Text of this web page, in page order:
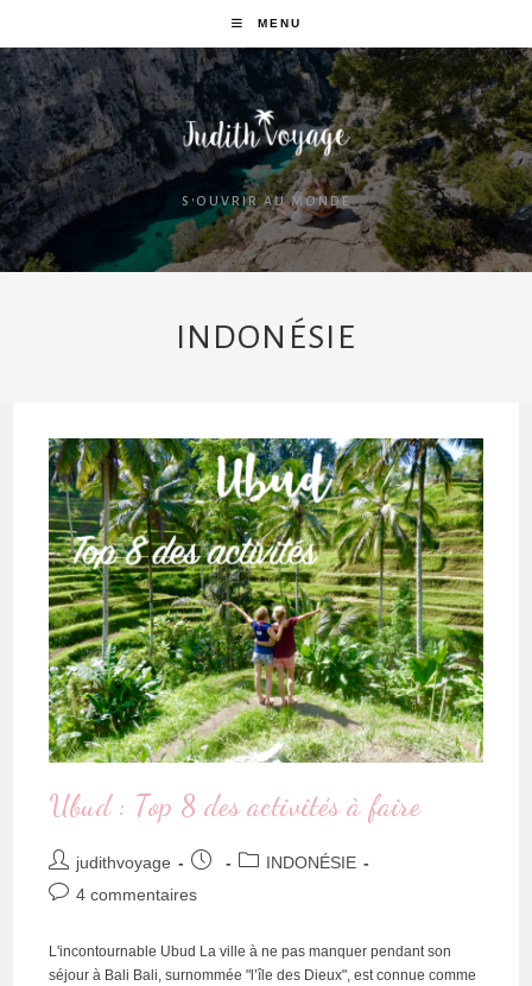
MENU
S'OUVRIR AU MONDE
INDONÉSIE
Ubud : Top 8 des activités à faire
judithvoyage
INDONÉSIE
4 commentaires
L'incontournable Ubud La ville à ne pas manquer pendant son
séjour à Bali Bali, surnommée "l’île des Dieux", est connue comme